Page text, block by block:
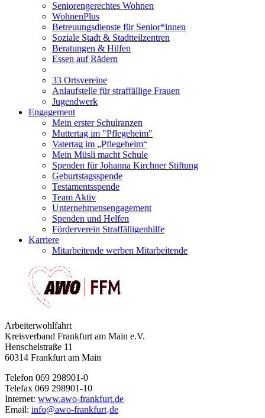
Seniorengerechtes Wohnen
WohnenPlus
Betreuungsdienste für Senior*innen
Soziale Stadt & Stadtteilzentren
Beratungen & Hilfen
Essen auf Rädern
33 Ortsvereine
Anlaufstelle für straffällige Frauen
Jugendwerk
Engagement
Mein erster Schulranzen
Muttertag im "Pflegeheim"
Vatertag im „Pflegeheim“
Mein Müsli macht Schule
Spenden für Johanna Kirchner Stiftung
Geburtstagsspende
Testamentsspende
Team Aktiv
Unternehmensengagement
Spenden und Helfen
Förderverein Straffälligenhilfe
Karriere
Mitarbeitende werben Mitarbeitende
Arbeiterwohlfahrt
Kreisverband Frankfurt am Main e.V.
Henschelstraße 11
60314 Frankfurt am Main
Telefon 069 298901-0
Telefax 069 298901-10
Internet: www.awo-frankfurt.de
Email: info@awo-frankfurt·de